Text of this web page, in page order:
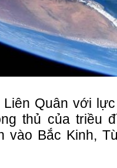
Liên Quân với
thủ của triều
vào Bắc Kinh,